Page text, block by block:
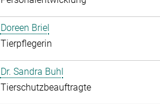
Doreen Briel
Tierpflegerin
Dr. Sandra Buhl
Tierschutzbeauftragte